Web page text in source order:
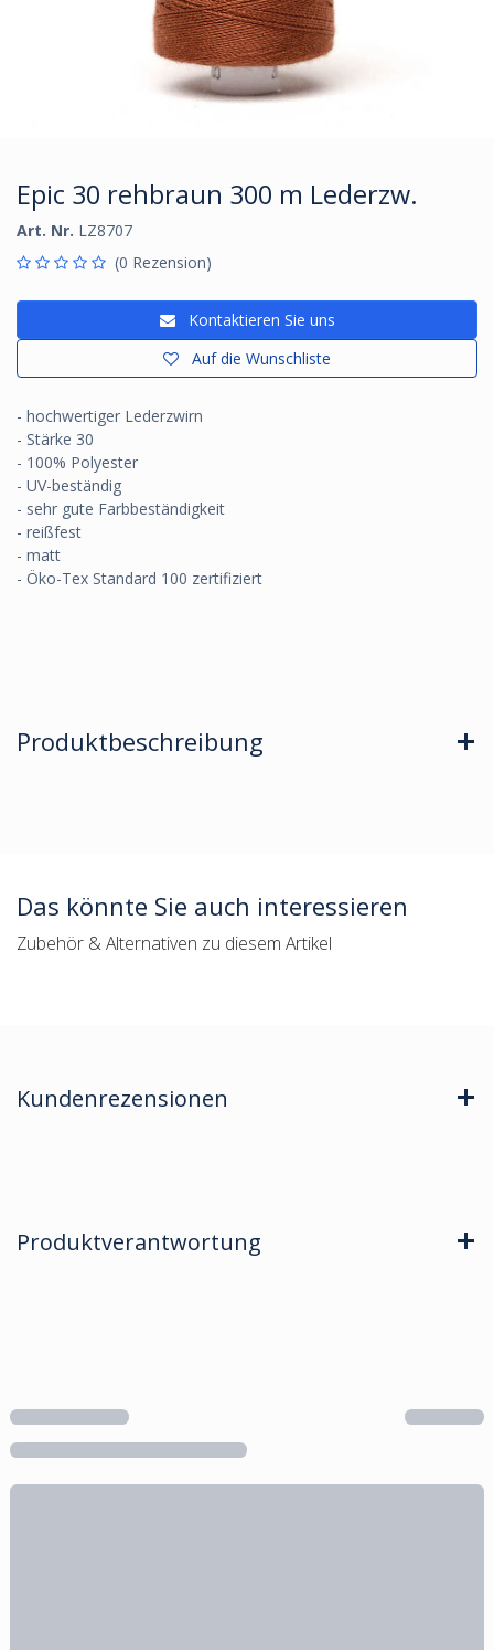
Epic 30 rehbraun 300 m Lederzw.
Art. Nr. LZ8707
(0 Rezension)
Kontaktieren Sie uns
Auf die Wunschliste
- hochwertiger Lederzwirn
- Stärke 30
- 100% Polyester
- UV-beständig
- sehr gute Farbbeständigkeit
- reißfest
- matt
- Öko-Tex Standard 100 zertifiziert
Produktbeschreibung
Das könnte Sie auch interessieren
Zubehör & Alternativen zu diesem Artikel
Kundenrezensionen
Produktverantwortung